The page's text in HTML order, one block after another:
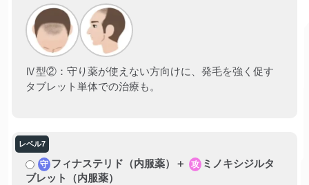
Ⅳ型②：守り薬が使えない方向けに、発毛を強く促す
タブレット単体での治療も。
守 フィナステリド（内服薬）＋ 攻 ミノキシジルタ
ブレット（内服薬）